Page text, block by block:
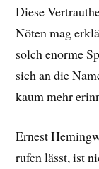
Diese
Nöten mag
solch enorme
sich an die
kaum mehr
Ernest
rufen lässt, ist